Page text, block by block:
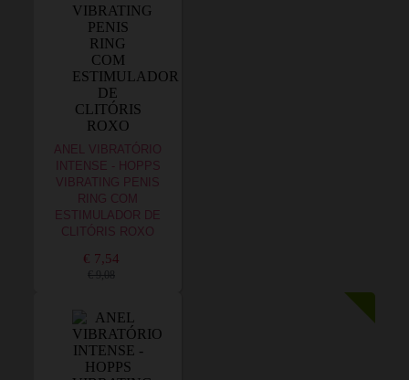
ANEL VIBRATÓRIO
INTENSE - HOPPS
VIBRATING PENIS
RING COM
ESTIMULADOR DE
CLITÓRIS ROXO
€ 7,54
€ 9,08